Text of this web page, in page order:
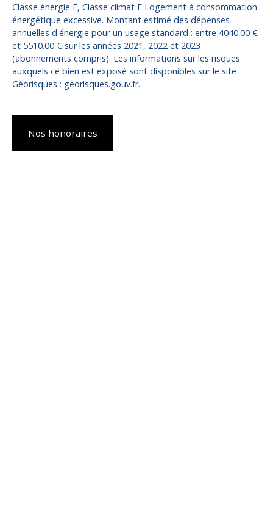
Classe énergie F, Classe climat F Logement à consommation
énergétique excessive. Montant estimé des dépenses
annuelles d'énergie pour un usage standard : entre 4040.00 €
et 5510.00 € sur les années 2021, 2022 et 2023
(abonnements compris). Les informations sur les risques
auxquels ce bien est exposé sont disponibles sur le site
Géorisques : georisques.gouv.fr.
Nos honoraires